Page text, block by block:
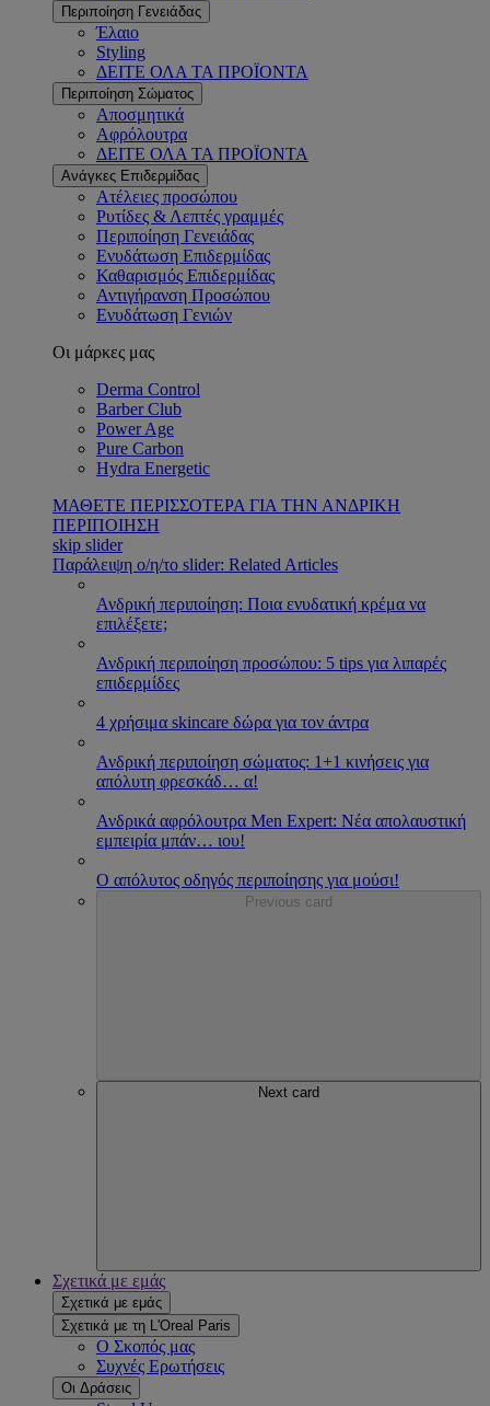
Περιποίηση Γενειάδας
Έλαιο
Styling
ΔΕΙΤΕ ΟΛΑ ΤΑ ΠΡΟΪΟΝΤΑ
Περιποίηση Σώματος
Αποσμητικά
Αφρόλουτρα
ΔΕΙΤΕ ΟΛΑ ΤΑ ΠΡΟΪΟΝΤΑ
Ανάγκες Επιδερμίδας
Ατέλειες προσώπου
Ρυτίδες & Λεπτές γραμμές
Περιποίηση Γενειάδας
Ενυδάτωση Επιδερμίδας
Καθαρισμός Επιδερμίδας
Αντιγήρανση Προσώπου
Ενυδάτωση Γενιών
Οι μάρκες μας
Derma Control
Barber Club
Power Age
Pure Carbon
Hydra Energetic
ΜΑΘΕΤΕ ΠΕΡΙΣΣΟΤΕΡΑ ΓΙΑ ΤΗΝ ΑΝΔΡΙΚΗ
ΠΕΡΙΠΟΙΗΣΗ
skip slider
Παράλειψη ο/η/το slider: Related Articles
Ανδρική περιποίηση: Ποια ενυδατική κρέμα να
επιλέξετε;
Ανδρική περιποίηση προσώπου: 5 tips για λιπαρές
επιδερμίδες
4 χρήσιμα skincare δώρα για τον άντρα
Ανδρική περιποίηση σώματος: 1+1 κινήσεις για
απόλυτη φρεσκάδ… α!
Ανδρικά αφρόλουτρα Men Expert: Νέα απολαυστική
εμπειρία μπάν… ιου!
Ο απόλυτος οδηγός περιποίησης για μούσι!
Previous card
Next card
Σχετικά με εμάς
Σχετικά με εμάς
Σχετικά με τη L'Oreal Paris
Ο Σκοπός μας
Συχνές Ερωτήσεις
Οι Δράσεις